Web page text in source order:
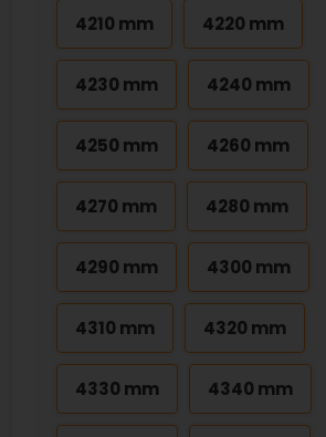
4210 mm 4220 mm
4230 mm 4240 mm
4250 mm 4260 mm
4270 mm 4280 mm
4290 mm 4300 mm
4310 mm 4320 mm
4330 mm 4340 mm